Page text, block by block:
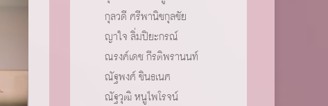
กุลวดี ศรีพานิชกุลชัย
ญาใจ ลิ่มปิยะกรณ์
ณรงค์เดช กีรติพรานนท์
ณัฐพงศ์ ชินธเนศ
ณัฐวุฒิ หนูไพโรจน์